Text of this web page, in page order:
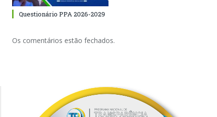
Questionário PPA 2026-2029
Os comentários estão fechados.